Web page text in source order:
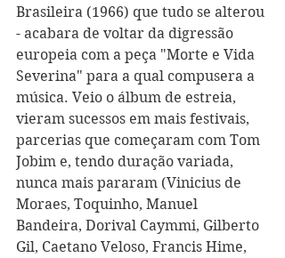
Brasileira (1966) que tudo se alterou
- acabara de voltar da digressão
europeia com a peça "Morte e Vida
Severina" para a qual compusera a
música. Veio o álbum de estreia,
vieram sucessos em mais festivais,
parcerias que começaram com Tom
Jobim e, tendo duração variada,
nunca mais pararam (Vinicius de
Moraes, Toquinho, Manuel
Bandeira, Dorival Caymmi, Gilberto
Gil, Caetano Veloso, Francis Hime,